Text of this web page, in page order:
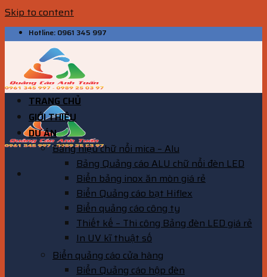
Skip to content
Hotline: 0961 345 997
TRANG CHỦ
GIỚI THIỆU
DỰ ÁN
Bảng hiệu chữ nổi mica – Alu
Bảng Quảng cáo ALU chữ nổi đèn LED
Biển bảng inox ăn mòn giá rẻ
Biển Quảng cáo bạt Hiflex
Biển quảng cáo công ty
Thiết kế – Thi công Bảng đèn LED giá rẻ
In UV kĩ thuật số
Biển quảng cáo cửa hàng
Biển Quảng cáo hộp đèn